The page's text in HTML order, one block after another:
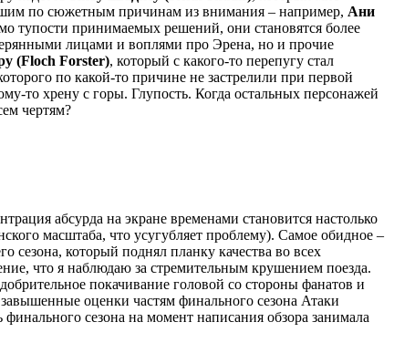
по сюжетным причинам из внимания – например, Ани
тупости принимаемых решений, они становятся более
лицами и воплями про Эрена, но и прочие
(Floch Forster), который с какого-то перепугу стал
по какой-то причине не застрелили при первой
то хрену с горы. Глупость. Когда остальных персонажей
чертям?
абсурда на экране временами становится настолько
масштаба, что усугубляет проблему). Самое обидное –
сезона, который поднял планку качества во всех
что я наблюдаю за стремительным крушением поезда.
покачивание головой со стороны фанатов и
оценки частям финального сезона Атаки
сезона на момент написания обзора занимала